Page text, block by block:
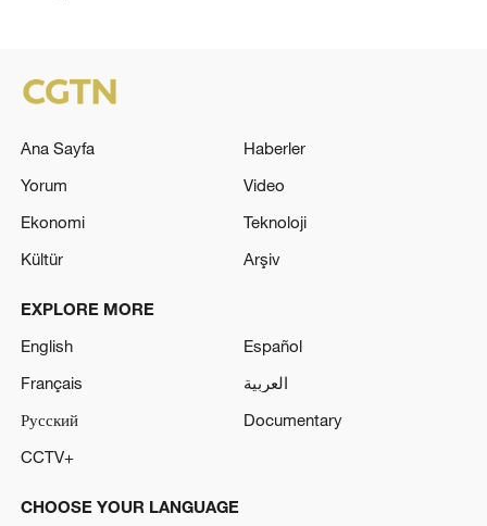
Ana Sayfa
Haberler
Yorum
Video
Ekonomi
Teknoloji
Kültür
Arşiv
EXPLORE MORE
English
Español
Français
العربية
Русский
Documentary
CCTV+
CHOOSE YOUR LANGUAGE